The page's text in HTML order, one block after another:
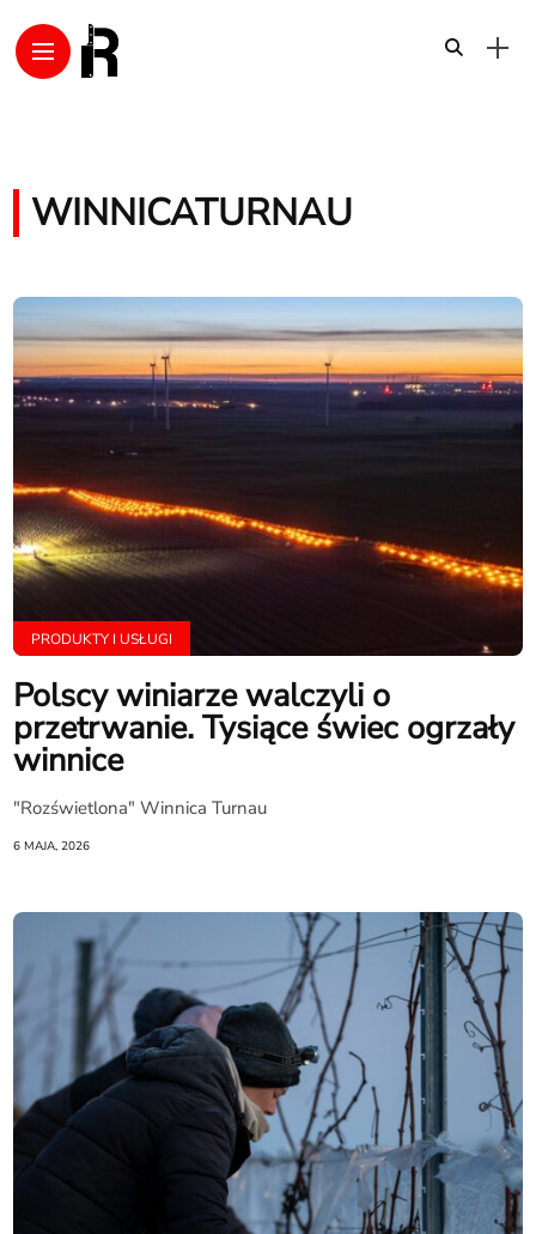
WINNICATURNAU
PRODUKTY I USŁUGI
Polscy winiarze walczyli o
przetrwanie. Tysiące świec ogrzały
winnice
"Rozświetlona" Winnica Turnau
6 MAJA, 2026